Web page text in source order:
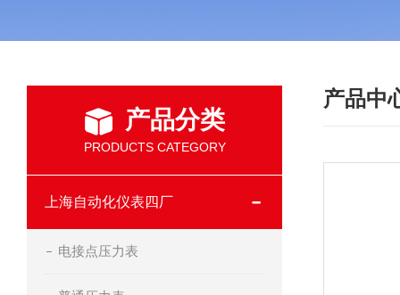
产品分类
PRODUCTS CATEGORY
上海自动化仪表四厂
电接点压力表
产品中